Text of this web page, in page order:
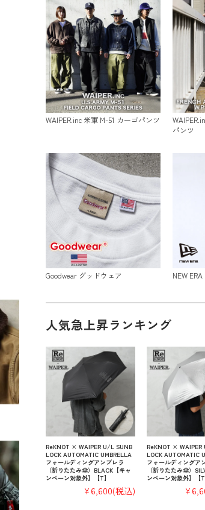
WAIPER.inc 米軍 M-51 カーゴパンツ
パンツ
Goodwear グッドウェア NEW
人気急上昇ランキング
ReKNOT × WAIPER U/L SUNB
LOCK AUTOMATIC UMBRELLA
フォールディングアンブレラ
（折りたたみ傘）BLACK【キャ
ンペーン対象外】【T】
¥6,600(税込)
ReKNOT ×
LOCK AUTOMATIC
フォールディングア
（折りたたみ傘）
ンペーン対象外】【T